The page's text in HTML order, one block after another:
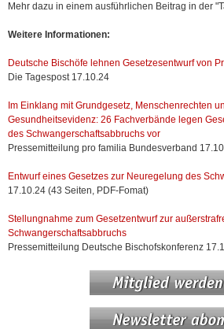
Mehr dazu in einem ausführlichen Beitrag in der
Weitere Informationen:
Deutsche Bischöfe lehnen Gesetzesentwurf von
Die Tagespost 17.10.24
Im Einklang mit Grundgesetz, Menschenrechten
Gesundheitsevidenz: 26 Fachverbände legen
des Schwangerschaftsabbruchs vor
Pressemitteilung pro familia Bundesverband
Entwurf eines Gesetzes zur Neuregelung des
17.10.24 (43 Seiten, PDF-Fomat)
Stellungnahme zum Gesetzentwurf zur
Schwangerschaftsabbruchs
Pressemitteilung Deutsche Bischofskonferenz